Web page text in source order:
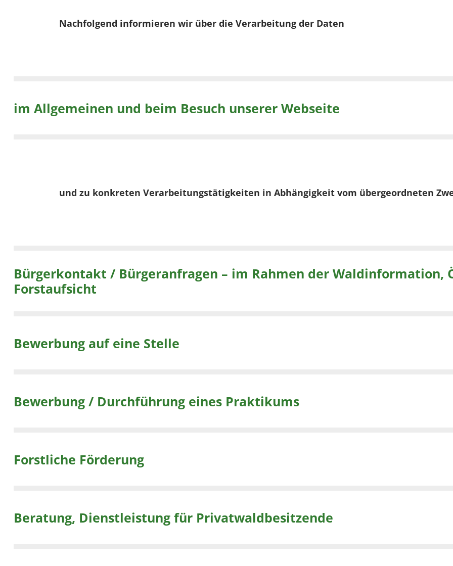
Nachfolgend informieren wir über die Verarbeitung der Daten
im Allgemeinen und beim Besuch unserer Webseite
und zu konkreten Verarbeitungstätigkeiten in Abhängigkeit vom übergeordneten
Bürgerkontakt / Bürgeranfragen – im Rahmen der Waldinformation, Öffentlichkeitsarbeit,
Forstaufsicht
Bewerbung auf eine Stelle
Bewerbung / Durchführung eines Praktikums
Forstliche Förderung
Beratung, Dienstleistung für Privatwaldbesitzende